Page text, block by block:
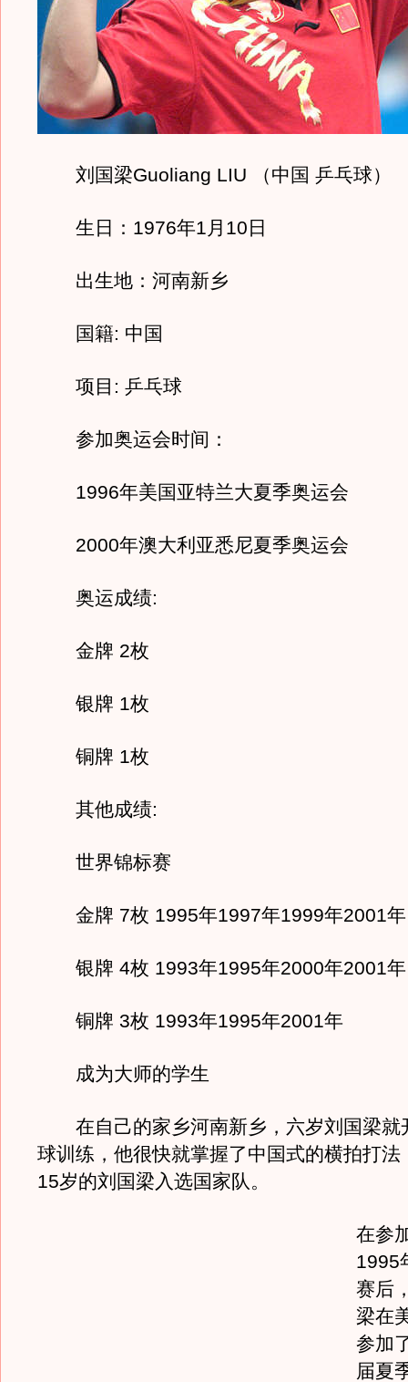
刘国梁Guoliang LIU （中国 乒乓球）
生日：1976年1月10日
出生地：河南新乡
国籍: 中国
项目: 乒乓球
参加奥运会时间：
1996年美国亚特兰大夏季奥运会
2000年澳大利亚悉尼夏季奥运会
奥运成绩:
金牌 2枚
银牌 1枚
铜牌 1枚
其他成绩:
世界锦标赛
金牌 7枚 1995年1997年1999年2001年
银牌 4枚 1993年1995年2000年2001年
铜牌 3枚 1993年1995年2001年
成为大师的学生
在自己的家乡河南新乡，六岁刘国梁就
球训练，他很快就掌握了中国式的横拍打法
15岁的刘国梁入选国家队。
在参
1995
赛后
梁在
参加
届夏